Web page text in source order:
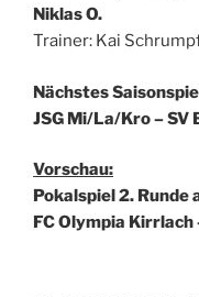
Niklas O.
Trainer: Kai
Nächstes
JSG Mi/La/Kro – SV
Vorschau:
Pokalspiel 2. Runde
FC Olympia